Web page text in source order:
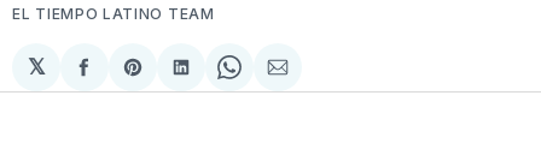
EL TIEMPO LATINO TEAM
𝕏
Compartir
en
Share
on
Compartir
en
Share
on
Compartir
via